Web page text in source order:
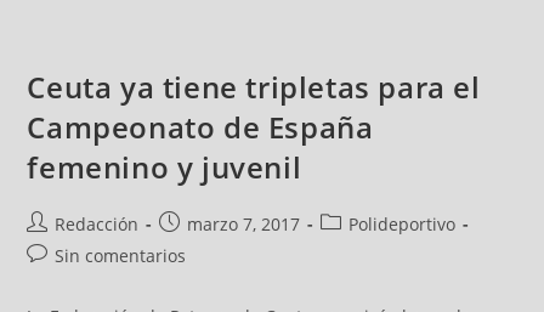
Ceuta ya tiene tripletas para el
Campeonato de España
femenino y juvenil
Redacción marzo 7, 2017
Polideportivo
Sin comentarios